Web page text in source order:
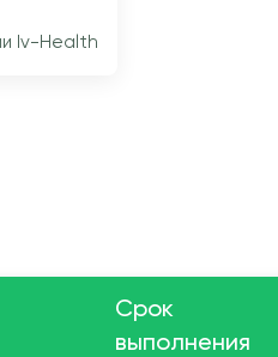
Iv-Health
Срок
выполнения